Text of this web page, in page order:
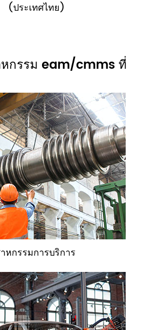
(ประเทศไทย)
กรรม eam/cmms ที่
หกรรมการบริการ